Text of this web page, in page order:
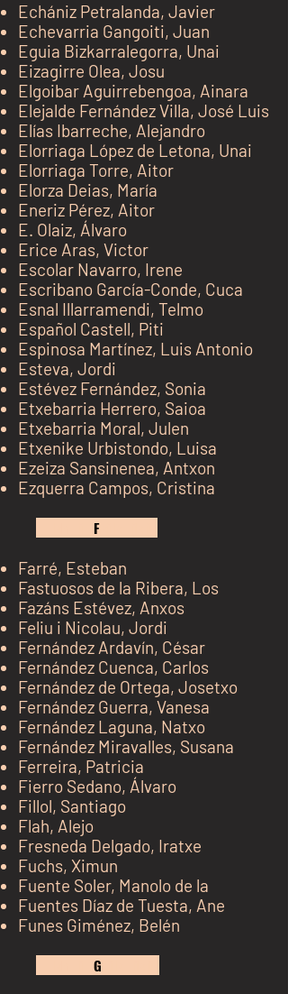
Echániz Petralanda, Javier
Echevarria Gangoiti, Juan
Eguia Bizkarralegorra, Unai
Eizagirre Olea, Josu
Elgoibar Aguirrebengoa, Ainara
Elejalde Fernández Villa, José Luis
Elías Ibarreche, Alejandro
Elorriaga López de Letona, Unai
Elorriaga Torre, Aitor
Elorza Deias, María
Eneriz Pérez, Aitor
E. Olaiz, Álvaro
Erice Aras, Victor
Escolar Navarro, Irene
Escribano García-Conde, Cuca
Esnal Illarramendi, Telmo
Español Castell, Piti
Espinosa Martínez, Luis Antonio
Esteva, Jordi
Estévez Fernández, Sonia
Etxebarria Herrero, Saioa
Etxebarria Moral, Julen
Etxenike Urbistondo, Luisa
Ezeiza Sansinenea, Antxon
Ezquerra Campos, Cristina
F
Farré, Esteban
Fastuosos de la Ribera, Los
Fazáns Estévez, Anxos
Feliu i Nicolau, Jordi
Fernández Ardavín, César
Fernández Cuenca, Carlos
Fernández de Ortega, Josetxo
Fernández Guerra, Vanesa
Fernández Laguna, Natxo
Fernández Miravalles, Susana
Ferreira, Patricia
Fierro Sedano, Álvaro
Fillol, Santiago
Flah, Alejo
Fresneda Delgado, Iratxe
Fuchs, Ximun
Fuente Soler, Manolo de la
Fuentes Díaz de Tuesta, Ane
Funes Giménez, Belén
G